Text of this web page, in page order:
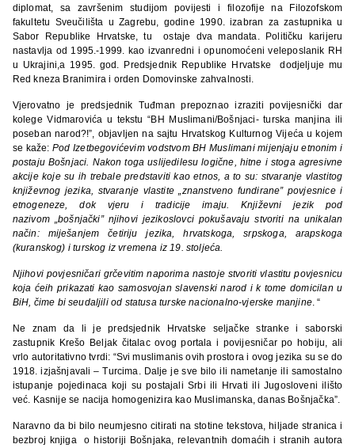
diplomat, sa završenim studijom povijesti i filozofije na Filozofskom
fakultetu Sveučilišta u Zagrebu, godine 1990. izabran za zastupnika u
Sabor Republike Hrvatske, tu ostaje dva mandata. Političku karijeru
nastavlja od 1995.-1999. kao izvanredni i opunomoćeni veleposlanik RH
u Ukrajini,a 1995. god. Predsjednik Republike Hrvatske dodjeljuje mu
Red kneza Branimira i orden Domovinske zahvalnosti.
Vjerovatno je predsjednik Tuđman prepoznao izraziti povijesnički dar
kolege Vidmarovića u tekstu “BH Muslimani/Bošnjaci- turska manjina ili
poseban narod?!”, objavljen na sajtu Hrvatskog Kulturnog Vijeća u kojem
se kaže: Pod Izetbegovićevim vodstvom BH Muslimani mijenjaju etnonim i
postaju Bošnjaci. Nakon toga uslijedilesu logične, hitne i stoga agresivne
akcije koje su ih trebale predstaviti kao etnos, a to su: stvaranje vlastitog
književnog jezika, stvaranje vlastite „znanstveno fundirane” povjesnice i
etnogeneze, dok vjeru i tradicije imaju. Književni jezik pod
nazivom „bošnjački” njihovi jezikoslovci pokušavaju stvoriti na unikalan
način: miješanjem četiriju jezika, hrvatskoga, srpskoga, arapskoga
(kuranskog) i turskog iz vremena iz 19. stoljeća.
Njihovi povjesničari grčevitim naporima nastoje stvoriti vlastitu povjesnicu
koja ćeih prikazati kao samosvojan slavenski narod i k tome domicilan u
BiH, čime bi seudaljili od statusa turske nacionalno-vjerske manjine. “
Ne znam da li je predsjednik Hrvatske seljačke stranke i saborski
zastupnik Krešo Beljak čitalac ovog portala i povijesničar po hobiju, ali
vrlo autoritativno tvrdi: “Svi muslimanis ovih prostora i ovog jezika su se do
1918. izjašnjavali – Turcima. Dalje je sve bilo ili nametanje ili samostalno
istupanje pojedinaca koji su postajali Srbi ili Hrvati ili Jugosloveni ilišto
već. Kasnije se nacija homogenizira kao Muslimanska, danas Bošnjačka”.
Naravno da bi bilo neumjesno citirati na stotine tekstova, hiljade stranica i
bezbroj knjiga o historiji Bošnjaka, relevantnih domaćih i stranih autora